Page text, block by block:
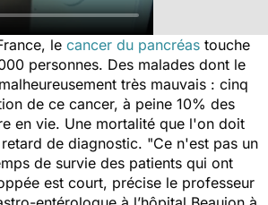
le cancer du pancréas touche
personnes. Des malades dont le
très mauvais : cinq
de ce cancer, à peine 10% des
en vie. Une mortalité que l'on doit
de diagnostic. "Ce n'est pas un
de survie des patients qui ont
est court, précise le professeur